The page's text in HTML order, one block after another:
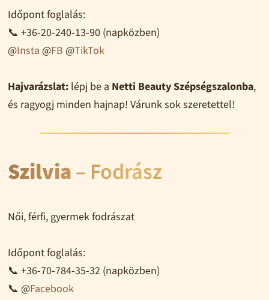
Időpont foglalás:
📞 +36-20-240-13-90 (napközben)
@Insta @FB @TikTok
Hajvarázslat:lépj be a Netti Beauty Szépségszalonba,
és ragyogj minden hajnap! Várunk sok szeretettel!
Szilvia – Fodrász
Női, férfi, gyermek fodrászat
Időpont foglalás:
📞 +36-70-784-35-32 (napközben)
📞 @Facebook